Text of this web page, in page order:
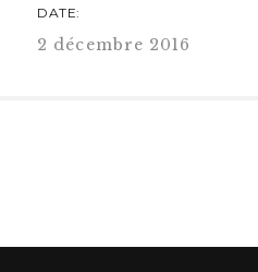
DATE:
2 décembre 2016